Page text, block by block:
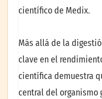
científico de Medix.
Más allá de la
clave en el
científica demuestra
central del organismo